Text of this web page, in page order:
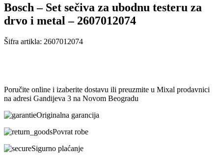
Bosch – Set sečiva za ubodnu testeru za
drvo i metal – 2607012074
Šifra artikla: 2607012074
Poručite online i izaberite dostavu ili preuzmite u Mixal prodavnici
na adresi Gandijeva 3 na Novom Beogradu
Originalna garancija
Povrat robe
Sigurno plaćanje